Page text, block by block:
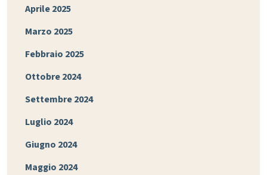
Aprile 2025
Marzo 2025
Febbraio 2025
Ottobre 2024
Settembre 2024
Luglio 2024
Giugno 2024
Maggio 2024